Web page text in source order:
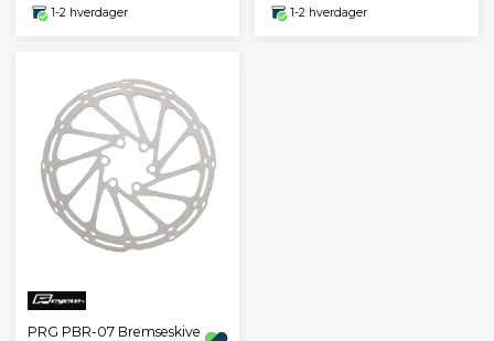
1-2 hverdager 1-2 hverdager
PRG PBR-07 Bremseskive